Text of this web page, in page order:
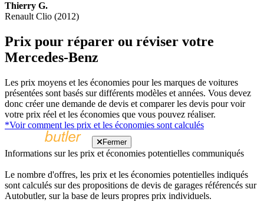
Thierry G.
Renault Clio (2012)
Prix pour réparer ou réviser votre
Mercedes-Benz
Les prix moyens et les économies pour les marques de voitures
présentées sont basés sur différents modèles et années. Vous devez
donc créer une demande de devis et comparer les devis pour voir
votre prix réel et les économies que vous pouvez réaliser.
*Voir comment les prix et les économies sont calculés
Fermer
Informations sur les prix et économies potentielles communiqués
Le nombre d'offres, les prix et les économies potentielles indiqués
sont calculés sur des propositions de devis de garages référencés sur
Autobutler, sur la base de leurs propres prix individuels.